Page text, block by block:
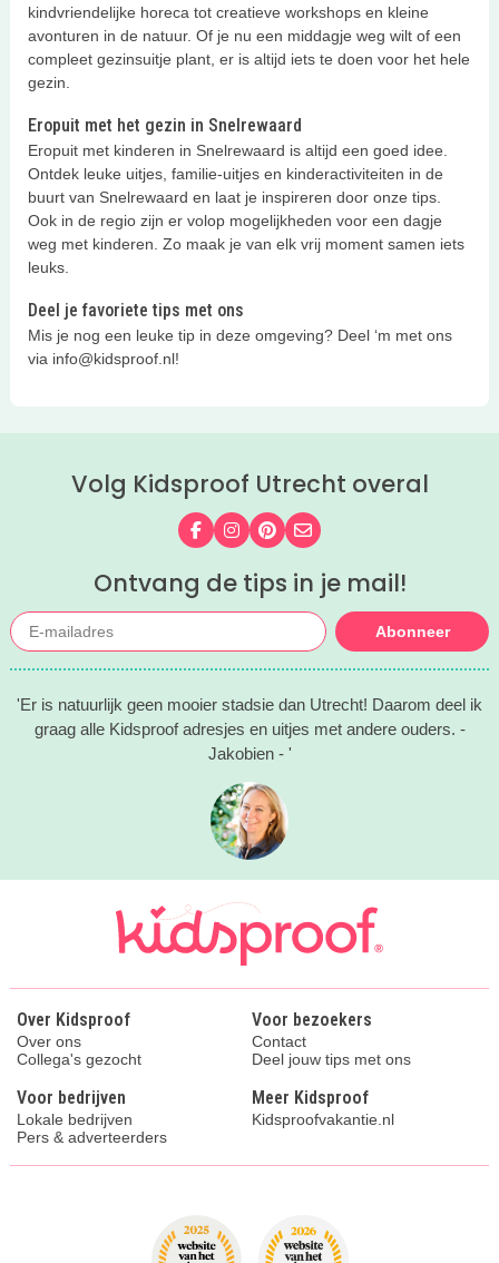
kindvriendelijke horeca tot creatieve workshops en kleine
avonturen in de natuur. Of je nu een middagje weg wilt of een
compleet gezinsuitje plant, er is altijd iets te doen voor het hele
gezin.
Eropuit met het gezin in Snelrewaard
Eropuit met kinderen in Snelrewaard is altijd een goed idee.
Ontdek leuke uitjes, familie-uitjes en kinderactiviteiten in de
buurt van Snelrewaard en laat je inspireren door onze tips.
Ook in de regio zijn er volop mogelijkheden voor een dagje
weg met kinderen. Zo maak je van elk vrij moment samen iets
leuks.
Deel je favoriete tips met ons
Mis je nog een leuke tip in deze omgeving? Deel ‘m met ons
via info@kidsproof.nl!
Volg Kidsproof Utrecht overal
Volg ons op Facebook
Volg ons op Instagram
Volg ons op Pinterest
Mail ons
Ontvang de tips in je mail!
Abonneer
'Er is natuurlijk geen mooier stadsie dan Utrecht! Daarom deel ik
graag alle Kidsproof adresjes en uitjes met andere ouders. -
Jakobien - '
Over Kidsproof
Over ons
Collega's gezocht
Voor bezoekers
Contact
Deel jouw tips met ons
Voor bedrijven
Lokale bedrijven
Pers & adverteerders
Meer Kidsproof
Kidsproofvakantie.nl